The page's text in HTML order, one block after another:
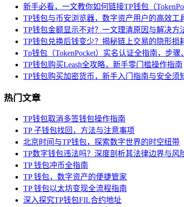
新手必看，一文教你如何链接TP钱包（
TP钱包与币安浏览器，数字资产用户的高效工
TP钱包金额显示不对？一文理清原因与解决方
TP钱包兑换后钱变少？揭秘链上交易的隐形损
Tp钱包（TokenPocket）实名认证全指南，步
TP钱包购买Leash全攻略，新手零门槛操作指南
TP钱包购买加密货币，新手入门指南与安全须
热门文章
TP钱包取消多签钱包操作指南
TP 子钱包找回，方法与注意事项
北京时间与TP钱包，探索数字世界的时空纽带
TP数字钱包违法吗？深度剖析其法律边界与风
TP 钱包冲币全指南
TP 钱包，数字资产的便捷管家
TP 钱包以太坊变现全流程指南
深入探究TP钱包FIL合约地址